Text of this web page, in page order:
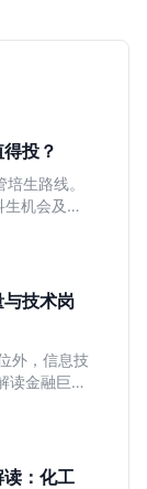
投？
生路线。
机会及决
技术岗
外，信息技
读金融巨头
快速判断
：化工